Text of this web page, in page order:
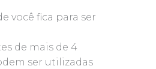
você fica para ser
de mais de 4
ser utilizadas